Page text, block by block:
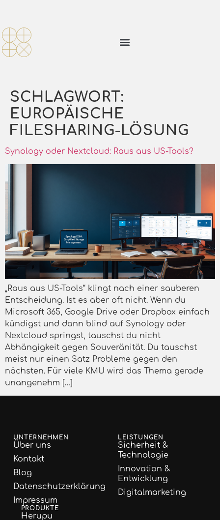
SCHLAGWORT:
EUROPÄISCHE
FILESHARING-LÖSUNG
Synology oder Nextcloud: Raus aus US-Tools?
„Raus aus US-Tools“ klingt nach einer sauberen
Entscheidung. Ist es aber oft nicht. Wenn du
Microsoft 365, Google Drive oder Dropbox einfach
kündigst und dann blind auf Synology oder
Nextcloud springst, tauschst du nicht
Abhängigkeit gegen Souveränität. Du tauschst
meist nur einen Satz Probleme gegen den
nächsten. Für viele KMU wird das Thema gerade
unangenehm […]
UNTERNEHMEN
Über uns
Kontakt
Blog
Datenschutzerklärung
Impressum
LEISTUNGEN
Sicherheit &
Technologie
Innovation &
Entwicklung
Digitalmarketing
PRODUKTE
Herupu